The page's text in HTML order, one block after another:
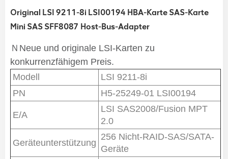
Original LSI 9211-8i LSI00194 HBA-Karte SAS-Karte
Mini SAS SFF8087 Host-Bus-Adapter
ＮNeue und originale LSI-Karten zu
konkurrenzfähigem Preis.
Modell
LSI 9211-8i
PN
H5-25249-01 LSI00194
E/A
LSI SAS2008/Fusion MPT
2.0
Geräteunterstützung
256 Nicht-RAID-SAS/SATA-
Geräte